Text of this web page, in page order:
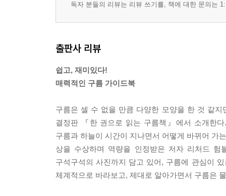
독자 분들의 리뷰는 리뷰 쓰기를, 책에 대한 문의는
출판사 리뷰
쉽고, 재미있다!
매력적인 구름 가이드북
구름은 셀 수 없을 만큼 다양한 모양을 한 것 같
결정판 『한 권으로 읽는 구름책』에서 소개한
구름과 하늘이 시간이 지나면서 어떻게 바뀌어 가
상을 수상하며 역량을 인정받은 저자 리처드
구석구석의 사진까지 담고 있어, 구름에 관심이
체계적으로 바라보고, 제대로 알아가면서 구름은